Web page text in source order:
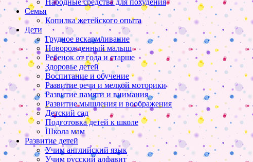
Народные средства для похудения
Семья
Копилка жетейского опыта
Дети
Грудное вскармливание
Новорожденный малыш
Ребенок от года и старше
Здоровье детей
Воспитание и обучение
Развитие речи и мелкой моторики
Развитие памяти и внимания
Развитие мышления и воображения
Детский сад
Подготовка детей к школе
Школа мам
Развитие детей
Учим английский язык
Учим русский алфавит